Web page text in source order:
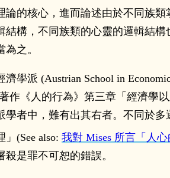
的核心，進而論述由於不同族
結構，不同族類的心靈的邏輯結
之。
學派 (Austrian School in
作《人的行為》第三章「經濟學
學者中，難有出其右者。不同於
」(See also:我對 Mises 所言「人
是罪不可恕的錯誤。